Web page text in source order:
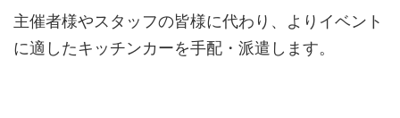
主催者様やスタッフの皆様に代わり、よりイベント
に適したキッチンカーを手配・派遣します。